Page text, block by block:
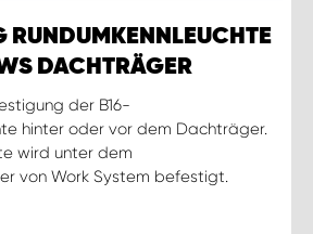
RUNDUMKENNLEUCHTE
DACHTRÄGER
der B16-
hinter oder vor dem Dachträger.
wird unter dem
von Work System befestigt.